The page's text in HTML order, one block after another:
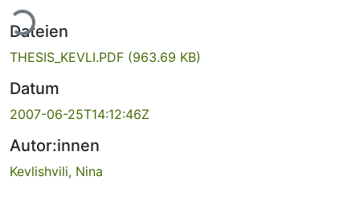
Dateien
THESIS_KEVLI.PDF (963.69 KB)
Datum
2007-06-25T14:12:46Z
Autor:innen
Kevlishvili, Nina